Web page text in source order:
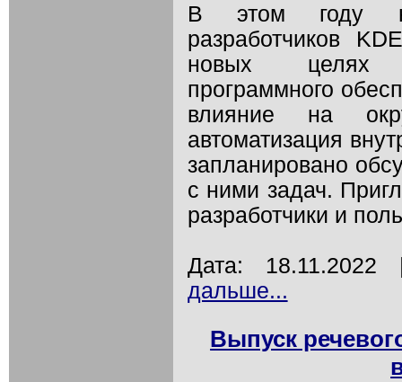
В этом году
разработчиков
новых целях
программного
влияние на
автоматизация
запланировано
с ними задач.
разработчики и
Дата:
дальше...
Выпуск